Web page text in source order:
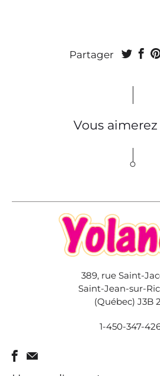
Partager
Vous aimerez
389, rue Saint-
Saint-Jean-sur-
(Québec) J3B
1-450-347-